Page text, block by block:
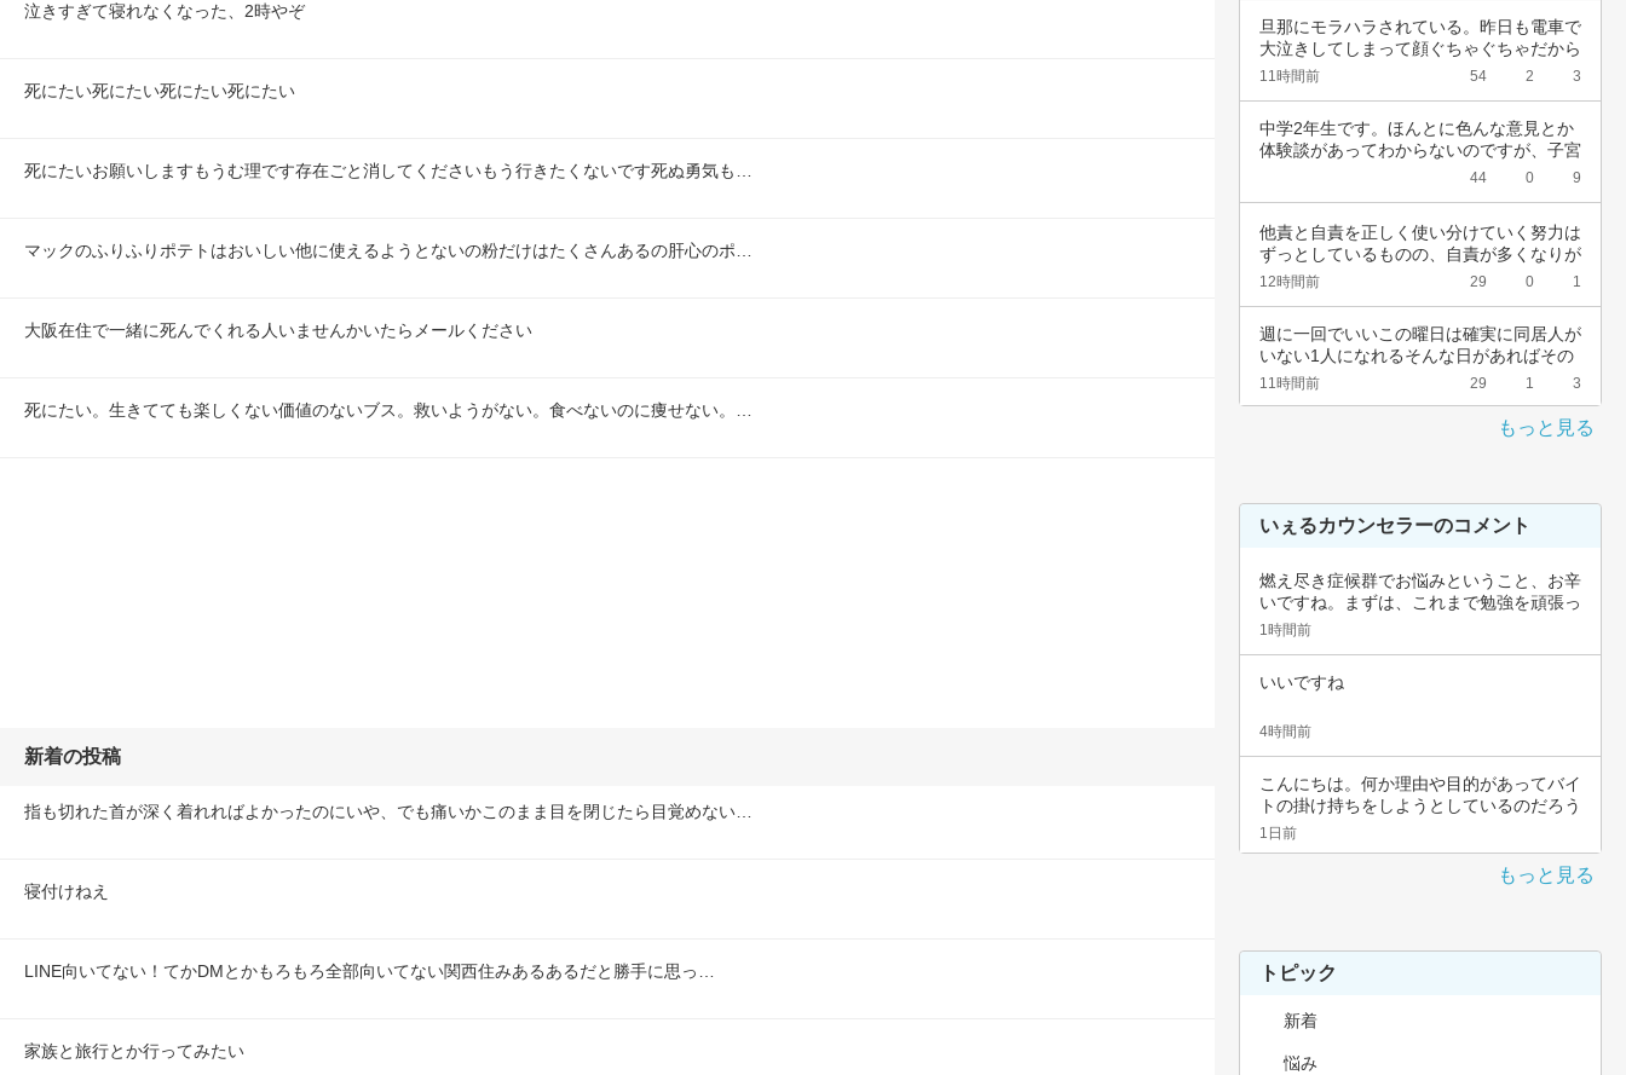
泣きすぎて寝れなくなった、2時やぞ
死にたい死にたい死にたい死にたい
死にたいお願いしますもうむ理です存在ごと消してくださいもう行きたくないです死ぬ勇気も…
マックのふりふりポテトはおいしい他に使えるようとないの粉だけはたくさんあるの肝心のポ…
大阪在住で一緒に死んでくれる人いませんかいたらメールください
死にたい。生きてても楽しくない価値のないブス。救いようがない。食べないのに痩せない。…
新着の投稿
指も切れた首が深く着れればよかったのにいや、でも痛いかこのまま目を閉じたら目覚めない…
寝付けねえ
LINE向いてない！てかDMとかもろもろ全部向いてない関西住みあるあるだと勝手に思っ…
家族と旅行とか行ってみたい
旦那にモラハラされている。昨日も電車で
大泣きしてしまって顔ぐちゃぐちゃだから
会社休ん…
11時間前 54 2 3
中学2年生です。ほんとに色んな意見とか
体験談があってわからないのですが、子宮
44 0 9
他責と自責を正しく使い分けていく努力は
ずっとしているものの、自責が多くなりが
ちなんで…
12時間前 29 0 1
週に一回でいいこの曜日は確実に同居人が
いない1人になれるそんな日があればその
日だけを…
11時間前 29 1 3
もっと見る
いぇるカウンセラーのコメント
燃え尽き症候群でお悩みということ、お辛
いですね。まずは、これまで勉強を頑張っ
てこられ…
1時間前
いいですね
4時間前
こんにちは。何か理由や目的があってバイ
トの掛け持ちをしようとしているのだろう
と思いま…
1日前
もっと見る
トピック
新着
悩み